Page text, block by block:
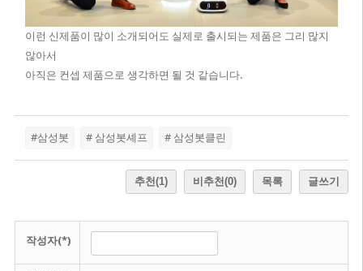
이런 신제품이 많이 소개되어도 실제로 출시되는 제품은 그리 많지
않아서
아직은 컨셉 제품으로 생각하면 될 것 같습니다.
#삼성봇 # 삼성봇셰프 # 삼성봇클린
추천(1) 비추천(0) 목록 글쓰기
작성자(*)